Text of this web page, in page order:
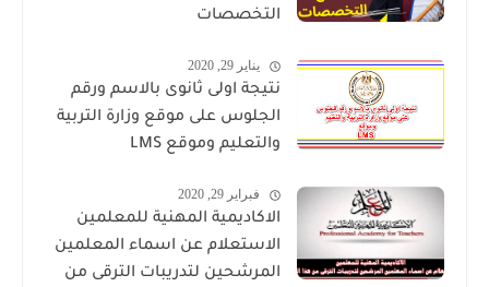
التخصصات
يناير 29, 2020
نتيجة اولى ثانوى بالاسم ورقم
الجلوس على موقع وزارة التربية
والتعليم وموقع LMS
فبراير 29, 2020
الاكاديمية المهنية للمعلمين
الاستعلام عن اسماء المعلمين
المرشحين لتدريبات الترقى من